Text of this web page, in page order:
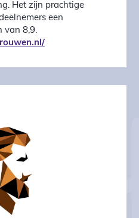
Het zijn prachtige
een
van 8,9.